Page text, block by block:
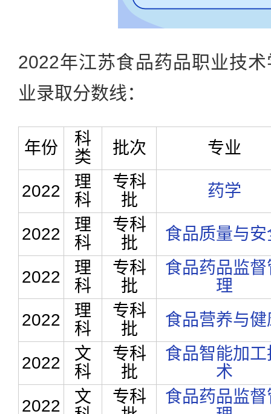
2022年江苏食品药品职业技
业录取分数线：
年份
科
类
批次 专业
2022
理
科
专科
批
药学
2022
理
科
专科
批
食品质量与安
2022
理
科
专科
批
食品药品监督
理
2022
理
科
专科
批
食品营养与健
2022
文
科
专科
批
食品智能加工
术
2022
文
专科
食品药品监督